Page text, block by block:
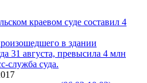
краевом суде составил 4
в здании
31 августа, превысила 4 млн
служба суда.